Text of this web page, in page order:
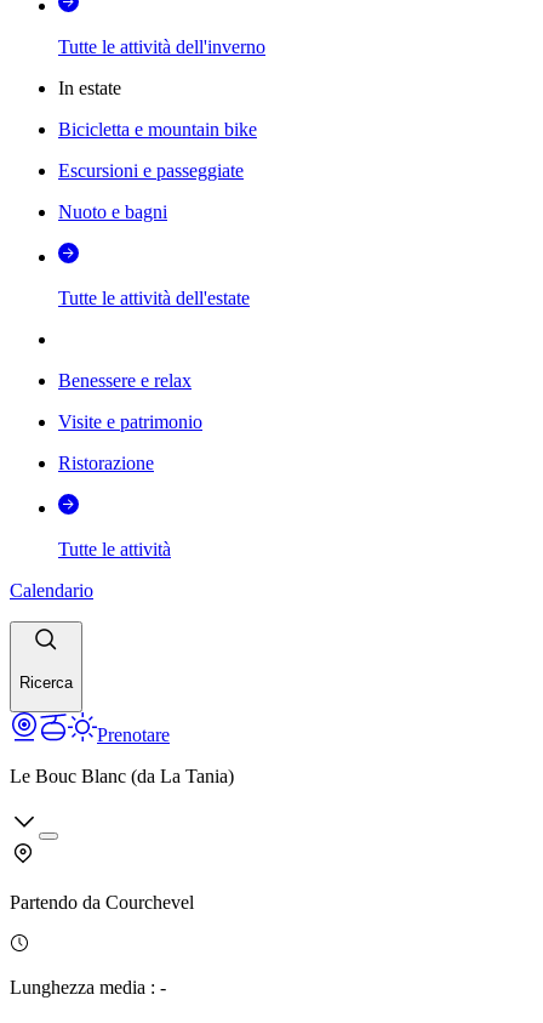
Tutte le attività dell'inverno
In estate
Bicicletta e mountain bike
Escursioni e passeggiate
Nuoto e bagni
Tutte le attività dell'estate
Benessere e relax
Visite e patrimonio
Ristorazione
Tutte le attività
Calendario
Ricerca
Prenotare
Le Bouc Blanc (da La Tania)
Partendo da Courchevel
Lunghezza media : -